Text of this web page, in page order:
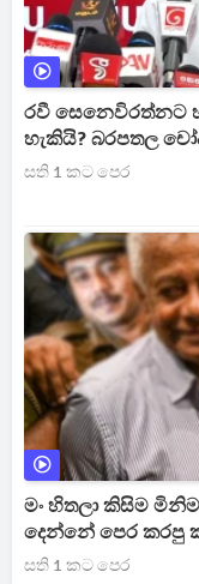
රවී සෙනෙවිරත්නට
හැකියි? බරපතල
ප්‍රකාශයක් [VIDEO]
සති 1 කට පෙර
මං හිතලා කිසිම
දෙන්නේ පෙර
ඇරපු පූජිත් හඬා
සති 1 කට පෙර